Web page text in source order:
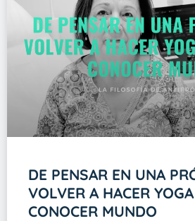
DE PENSAR EN UNA
VOLVER A HACER
CONOCER MUNDO